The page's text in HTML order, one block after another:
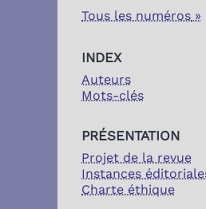
Tous les numéros
INDEX
Auteurs
Mots-clés
PRÉSENTATION
Projet de la revue
Instances
Charte éthique